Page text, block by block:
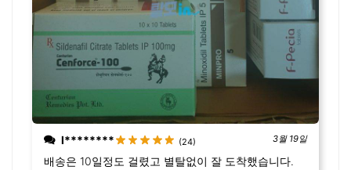
l******** (24) 3월 19일
배송은 10일정도 걸렸고 별탈없이 잘 도착했습니다.